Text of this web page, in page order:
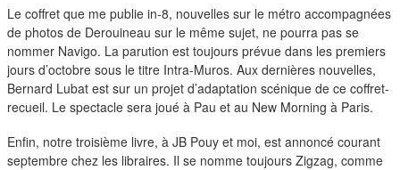
polaroid
famille
blog
short stories
Le coffret que me publie in-8, nouvelles sur le métro accompagnées
de photos de Derouineau sur le même sujet, ne pourra pas se
nommer Navigo. La parution est toujours prévue dans les premiers
jours d’octobre sous le titre Intra-Muros. Aux dernières nouvelles,
Bernard Lubat est sur un projet d’adaptation scénique de ce coffret-
recueil. Le spectacle sera joué à Pau et au New Morning à Paris.
Enfin, notre troisième livre, à JB Pouy et moi, est annoncé courant
septembre chez les libraires. Il se nomme toujours Zigzag, comme